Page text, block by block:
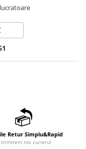
Retur Simplu&Rapid
trimitem noi curierul